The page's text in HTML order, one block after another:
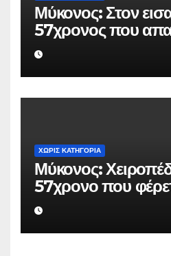
Μύκονος: Στον
57χρονος που
επιχειρηματία
να μην κάνει
βάρος του
ΧΩΡΊΣ ΚΑΤΗΓΟΡΊΑ
Μύκονος:
57χρονο που
επιχείρηση για να
ψευδείς
που του έστησε η